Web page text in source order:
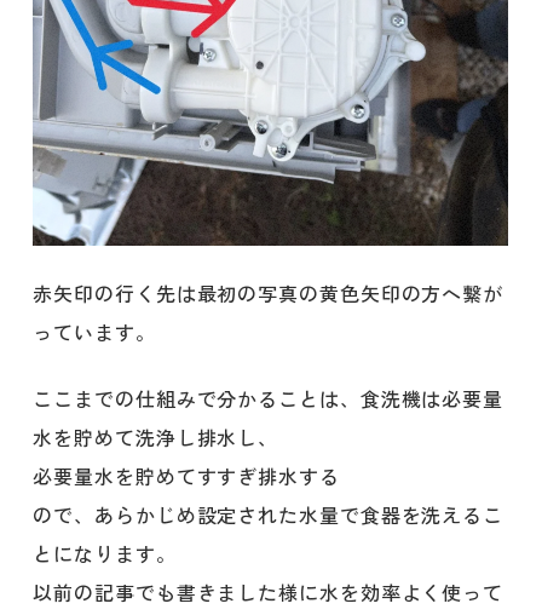
赤矢印の行く先は最初の写真の黄色矢印の方へ繋が
っています。
ここまでの仕組みで分かることは、食洗機は必要量
水を貯めて洗浄し排水し、
必要量水を貯めてすすぎ排水する
ので、あらかじめ設定された水量で食器を洗えるこ
とになります。
以前の記事でも書きました様に水を効率よく使って